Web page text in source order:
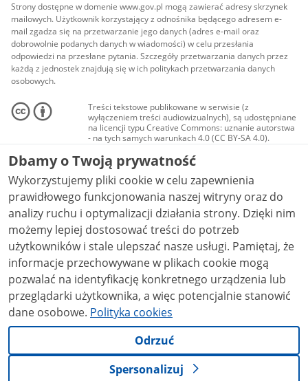
Strony dostępne w domenie www.gov.pl mogą zawierać adresy skrzynek
mailowych. Użytkownik korzystający z odnośnika będącego adresem e-
mail zgadza się na przetwarzanie jego danych (adres e-mail oraz
dobrowolnie podanych danych w wiadomości) w celu przesłania
odpowiedzi na przesłane pytania. Szczegóły przetwarzania danych przez
każdą z jednostek znajdują się w ich politykach przetwarzania danych
osobowych.
Treści tekstowe publikowane w serwisie (z
wyłączeniem treści audiowizualnych), są udostępniane
na licencji typu Creative Commons: uznanie autorstwa
- na tych samych warunkach 4.0 (CC BY-SA 4.0).
Materiały audiowizualne, w tym zdjęcia, materiały
audio i wideo, są udostępniane na licencji typu
Creative Commons: uznanie autorstwa użycie
niekomercyjne - bez utworów zależnych 4.0 (CC BY-
NC-ND 4.0), o ile nie jest to stwierdzone inaczej.
Dbamy o Twoją prywatność
Wykorzystujemy pliki cookie w celu zapewnienia
prawidłowego funkcjonowania naszej witryny oraz do
analizy ruchu i optymalizacji działania strony. Dzięki nim
możemy lepiej dostosować treści do potrzeb
użytkowników i stale ulepszać nasze usługi. Pamiętaj, że
informacje przechowywane w plikach cookie mogą
pozwalać na identyfikację konkretnego urządzenia lub
przeglądarki użytkownika, a więc potencjalnie stanowić
dane osobowe. Polityka cookies
Odrzuć
Spersonalizuj